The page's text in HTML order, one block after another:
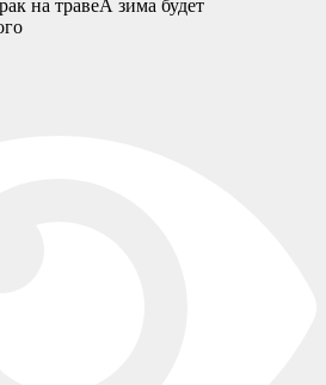
на травеА зима будет